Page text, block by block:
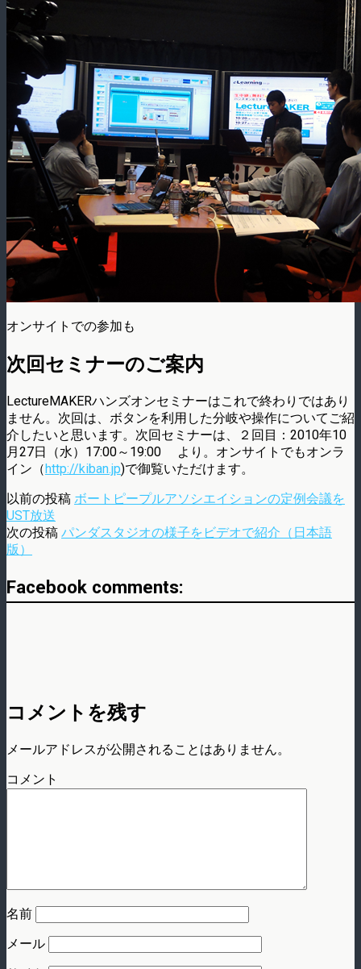
オンサイトでの参加も
次回セミナーのご案内
LectureMAKERハンズオンセミナーはこれで終わりではあり
ません。次回は、ボタンを利用した分岐や操作についてご紹
介したいと思います。次回セミナーは、２回目：2010年10
月27日（水）17:00～19:00 より。オンサイトでもオンラ
イン（http://kiban.jp)で御覧いただけます。
以前の投稿 ボートピープルアソシエイションの定例会議を
UST放送
次の投稿 パンダスタジオの様子をビデオで紹介（日本語
版）
Facebook comments:
コメントを残す
メールアドレスが公開されることはありません。
コメント
名前
メール